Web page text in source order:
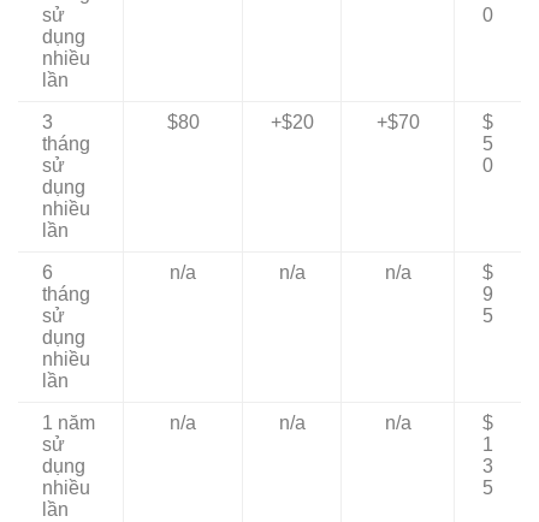
sử
dụng
nhiều
lần
0
3
tháng
sử
dụng
nhiều
lần
$80 +$20 +$70
$
5
0
6
tháng
sử
dụng
nhiều
lần
n/a n/a n/a
$
9
5
1 năm
sử
dụng
nhiều
lần
n/a n/a n/a
$
1
3
5